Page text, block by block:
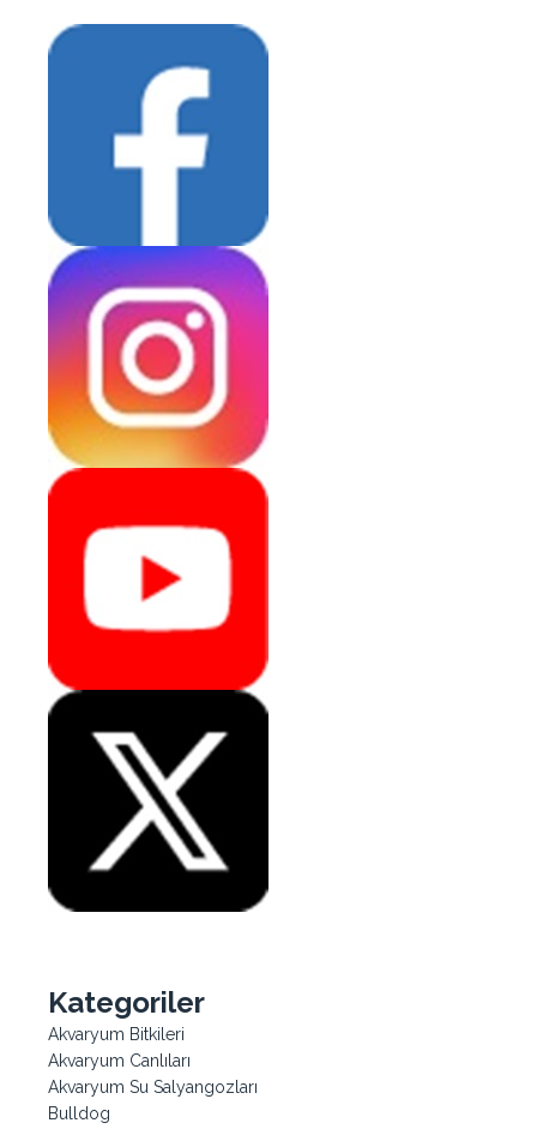
Kategoriler
Akvaryum Bitkileri
Akvaryum Canlıları
Akvaryum Su Salyangozları
Bulldog